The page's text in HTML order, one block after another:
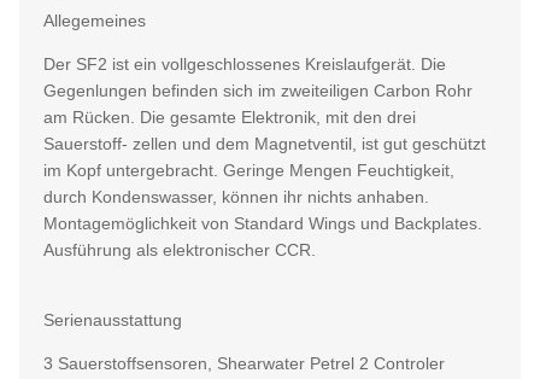
Allegemeines
Der SF2 ist ein vollgeschlossenes Kreislaufgerät. Die
Gegenlungen befinden sich im zweiteiligen Carbon Rohr
am Rücken. Die gesamte Elektronik, mit den drei
Sauerstoff- zellen und dem Magnetventil, ist gut geschützt
im Kopf untergebracht. Geringe Mengen Feuchtigkeit,
durch Kondenswasser, können ihr nichts anhaben.
Montagemöglichkeit von Standard Wings und Backplates.
Ausführung als elektronischer CCR.
Serienausstattung
3 Sauerstoffsensoren, Shearwater Petrel 2 Controler